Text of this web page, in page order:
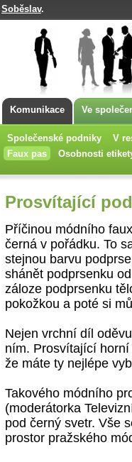
Soběslav.
Komunikace Ve
Společenské podniky
V
Faux pas
Osobnosti
Prosvítající
Příčinou módního
černá v pořádku. To
stejnou barvu
shánět podprsenku
záloze podprsenku
pokožkou a poté si
Nejen vrchní díl
ním. Prosvítající
že máte ty nejlépe
Takového módního
(moderátorka
pod černý svetr. Vše
prostor pražského